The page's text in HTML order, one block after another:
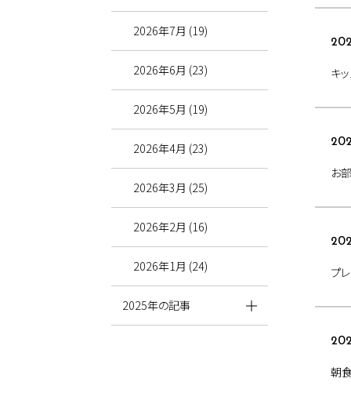
キ
お
プ
朝
2026年7月 (19)
2026年6月 (23)
2026年5月 (19)
2026年4月 (23)
2026年3月 (25)
2026年2月 (16)
2026年1月 (24)
2025年の記事